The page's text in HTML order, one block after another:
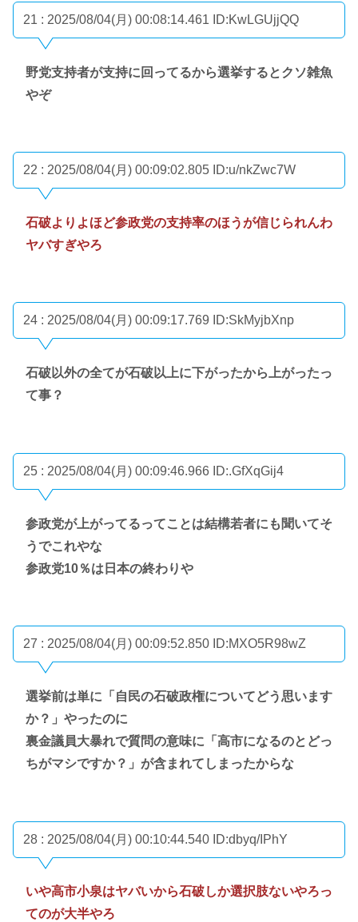
21 : 2025/08/04(月) 00:08:14.461 ID:KwLGUjjQQ
野党支持者が支持に回ってるから選挙するとクソ雑魚
やぞ
22 : 2025/08/04(月) 00:09:02.805 ID:u/nkZwc7W
石破よりよほど参政党の支持率のほうが信じられんわ
ヤバすぎやろ
24 : 2025/08/04(月) 00:09:17.769 ID:SkMyjbXnp
石破以外の全てが石破以上に下がったから上がったっ
て事？
25 : 2025/08/04(月) 00:09:46.966 ID:.GfXqGij4
参政党が上がってるってことは結構若者にも聞いてそ
うでこれやな
参政党10％は日本の終わりや
27 : 2025/08/04(月) 00:09:52.850 ID:MXO5R98wZ
選挙前は単に「自民の石破政権についてどう思います
か？」やったのに
裏金議員大暴れで質問の意味に「高市になるのとどっ
ちがマシですか？」が含まれてしまったからな
28 : 2025/08/04(月) 00:10:44.540 ID:dbyq/IPhY
いや高市小泉はヤバいから石破しか選択肢ないやろっ
てのが大半やろ